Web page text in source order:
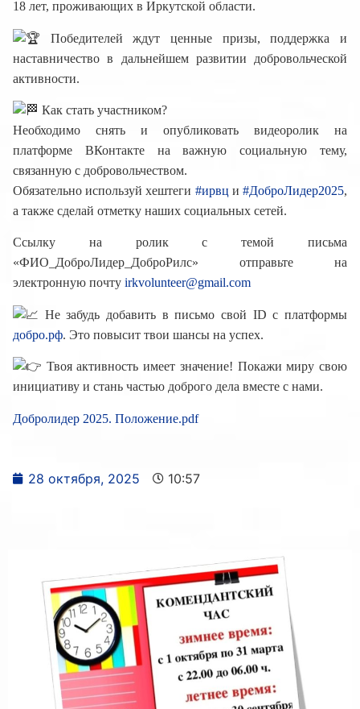
18 лет, проживающих в Иркутской области.
Победителей ждут ценные призы, поддержка и
наставничество в дальнейшем развитии добровольческой
активности.
Как стать участником?
Необходимо снять и опубликовать видеоролик на
платформе ВКонтакте на важную социальную тему,
связанную с добровольчеством.
Обязательно используй хештеги #ирвц и#ДоброЛидер2025,
а также сделай отметку наших социальных сетей.
Ссылку на ролик с темой письма
«ФИО_ДоброЛидер_ДоброРилс» отправьте на
электронную почту irkvolunteer@gmail.com
Не забудь добавить в письмо свой ID с платформы
добро.рф. Это повысит твои шансы на успех.
Твоя активность имеет значение! Покажи миру свою
инициативу и стань частью доброго дела вместе с нами.
Добролидер 2025. Положение.pdf
28 октября, 2025 10:57